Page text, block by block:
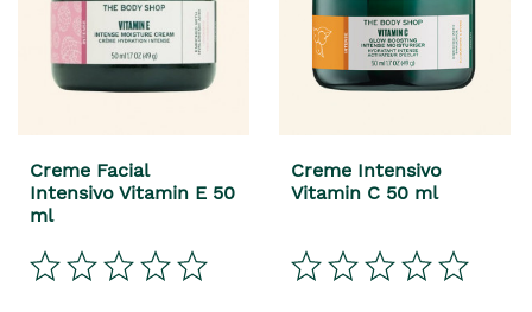
Creme Facial
Intensivo Vitamin E 50
ml
Creme Intensivo
Vitamin C 50 ml